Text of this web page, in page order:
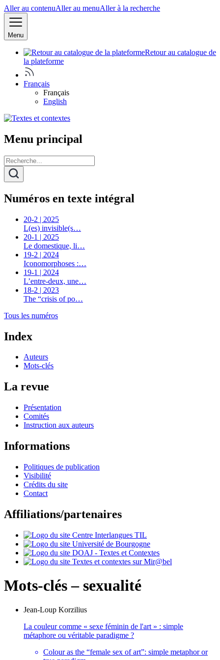
Aller au contenuAller au menuAller à la recherche
Menu
Retour au catalogue de
la plateforme
Français
Français
English
Menu principal
Numéros en texte intégral
20-2 | 2025
L(es) invisible(s…
20-1 | 2025
Le domestique, li…
19-2 | 2024
Iconomorphoses :…
19-1 | 2024
L’entre-deux, une…
18-2 | 2023
The “crisis of po…
Tous les numéros
Index
Auteurs
Mots-clés
La revue
Présentation
Comités
Instruction aux auteurs
Informations
Politiques de publication
Visibilité
Crédits du site
Contact
Affiliations/partenaires
Mots-clés – sexualité
Jean-Loup Korzilius
La couleur comme « sexe féminin de l'art » : simple
métaphore ou véritable paradigme ?
Colour as the “female sex of art”: simple metaphor or